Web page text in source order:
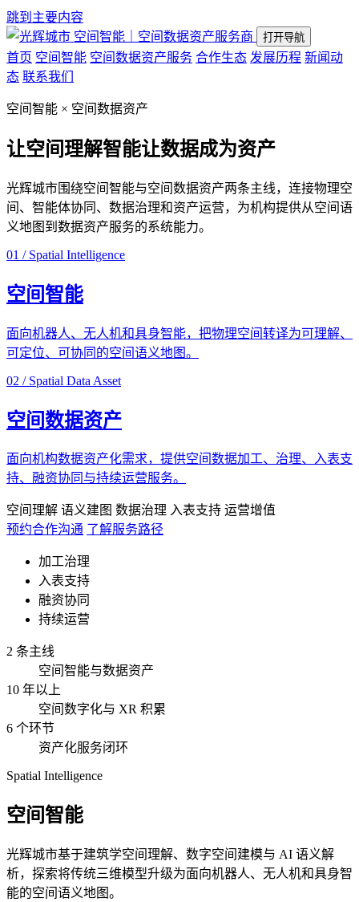
跳到主要内容
空间智能｜空间数据资产服务商
打开导航
首页 空间智能 空间数据资产服务 合作生态 发展历程 新闻动
态 联系我们
空间智能 × 空间数据资产
让空间理解智能让数据成为资产
光辉城市围绕空间智能与空间数据资产两条主线，连接物理空
间、智能体协同、数据治理和资产运营，为机构提供从空间语
义地图到数据资产服务的系统能力。
01 / Spatial Intelligence
空间智能
面向机器人、无人机和具身智能，把物理空间转译为可理解、
可定位、可协同的空间语义地图。
02 / Spatial Data Asset
空间数据资产
面向机构数据资产化需求，提供空间数据加工、治理、入表支
持、融资协同与持续运营服务。
空间理解 语义建图 数据治理 入表支持 运营增值
预约合作沟通 了解服务路径
加工治理
入表支持
融资协同
持续运营
2 条主线
空间智能与数据资产
10 年以上
空间数字化与 XR 积累
6 个环节
资产化服务闭环
Spatial Intelligence
空间智能
光辉城市基于建筑学空间理解、数字空间建模与 AI 语义解
析，探索将传统三维模型升级为面向机器人、无人机和具身智
能的空间语义地图。